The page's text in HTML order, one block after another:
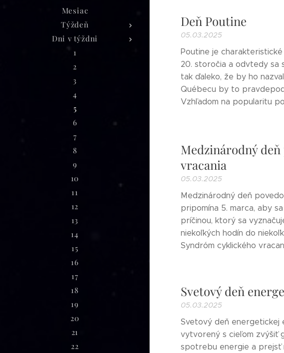
Mesiac
Týždeň
Dni v týždni
1
2
3
4
5
6
7
8
9
10
11
12
13
14
15
16
17
18
19
20
21
22
Deň Poutine
05.03.2025
Poutine je
20. storočia a odvtedy sa
tak ďaleko, že by ho
Québecu by to
Vzhľadom na popularitu
Medzinárodný
vracania
05.03.2025
Medzinárodný deň
pripomína 5. marca, aby
príčinou, ktorý sa
niekoľkých hodín do
Syndróm cyklického
Svetový deň
05.03.2025
Svetový deň energetickej
vytvorený s cieľom zvýšiť
spotrebu energie a prejsť